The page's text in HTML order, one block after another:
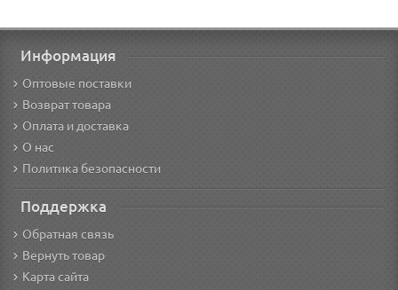
Информация
Оптовые поставки
Возврат товара
Оплата и доставка
О нас
Политика безопасности
Поддержка
Обратная связь
Вернуть товар
Карта сайта